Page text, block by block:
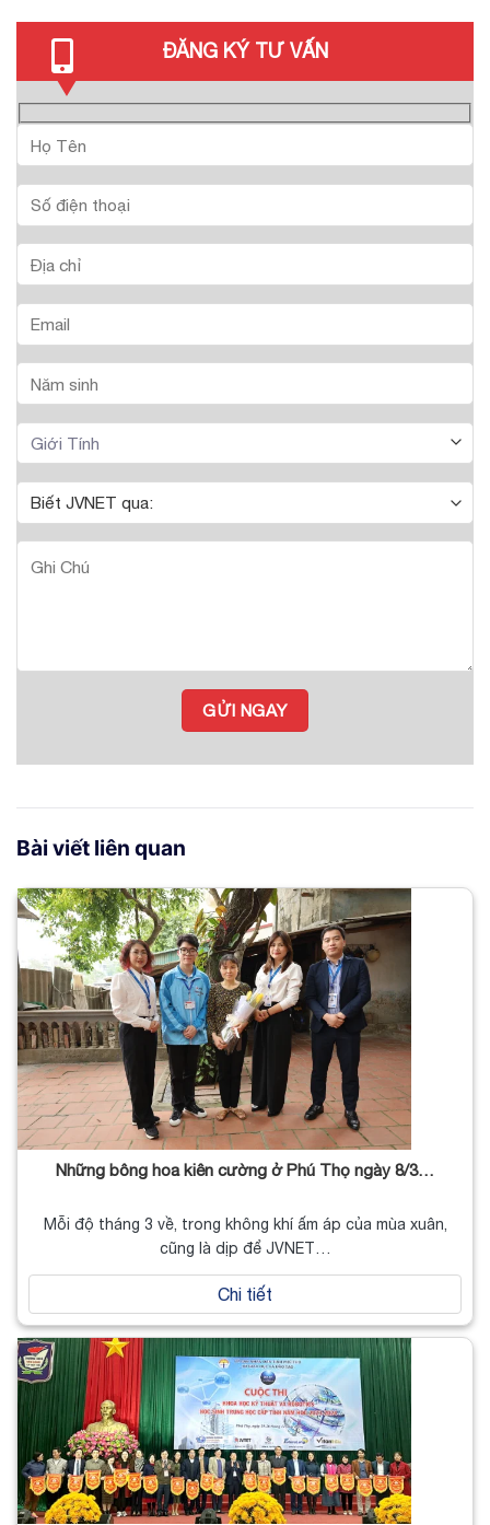
ĐĂNG KÝ TƯ VẤN
Bài viết liên quan
Những bông hoa kiên cường ở Phú Thọ ngày 8/3…
Mỗi độ tháng 3 về, trong không khí ấm áp của mùa xuân,
cũng là dịp để JVNET…
Chi tiết